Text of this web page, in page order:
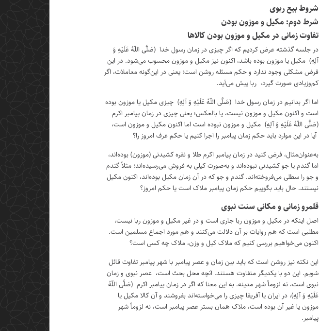
شروط بیع ربوی
شرط دوم: مکیل و موزون بودن
تفاوت زمانی در مکیل و موزون بودن کالاها
در جلسه گذشته عرض کردیم که اگر چیزی در زمان رسول خدا (صَلَّی اللّهُ عَلَیْهِ وَ
آلِهِ) مکیل یا موزون بوده باشد، اکنون نیز مکیل و موزون محسوب می‌شود. در این
فرض مشکلی وجود ندارد و حکم مسئله روشن است؛ یعنی در این‌گونه معاملات، اگر
کم‌وزیادی صورت گیرد، ربا پیش می‌آید.
اما اگر بدانیم در زمان رسول خدا (صَلَّی اللّهُ عَلَیْهِ وَ آلِهِ) چیزی مکیل یا موزون بوده
است و اکنون مکیل و موزون نیست، یا بالعکس؛ یعنی چیزی در زمان پیامبر اکرم
(صَلَّی اللّهُ عَلَیْهِ وَ آلِهِ) مکیل و موزون نبوده است اما اکنون مکیل و موزون است،
آیا در این موارد باید حکم زمان پیامبر را اجرا کنیم یا حکم عرف امروز را؟
به‌عنوان‌مثال، فرض کنید در زمان پیامبر اکرم طلا و نقره کشیدنی (موزون) بوده‌اند،
اما گندم یا جو کشیدنی نبوده‌اند و به‌صورت کیلی به فروش می‌رسیده‌اند؛ مثلاً گندم
و جو را سطلی می‌فروخته‌اند. گندم و جو که در آن زمان مکیل بوده‌اند، اکنون مکیل
نیستند. حال باید بگوییم حکم زمان پیامبر ملاک است یا حکم امروز؟
قلمرو زمانی و مکانی سنت نبوی
اصل اینکه در مکیل و موزون ربا جاری است و در غیر مکیل و موزون ربا نیست،
مطلبی است که هم روایات بر آن دلالت می‌کنند و هم مورد اجماع مسلمین است.
اکنون می‌خواهیم بررسی کنیم که ملاک کیل و وزن، ملاک چه کسی است؟
این نکته نیز روشن است که باید بین زمان و عصر پیامبر با شهر پیامبر تفاوت قائل
شویم. این دو با یکدیگر متفاوت هستند. آنچه محل بحث است، عصر نبوی و زمان
نبوی است، نه لزوماً شهر مدینه. به این معنا که اگر در زمان پیامبر اکرم (صَلَّی اللّهُ
عَلَیْهِ وَ آلِهِ)، در ایران یا آفریقا چیزی را می‌خواسته‌اند بفروشند و آن کالا مکیل یا
موزون یا غیر آن بوده است، ملاک همان بستر عصر پیامبر است، نه لزوماً شهر
پیامبر.